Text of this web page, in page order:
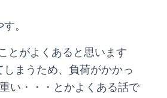
。
とがよくあると思います
まうため、負荷がかかっ
い・・・とかよくある話で